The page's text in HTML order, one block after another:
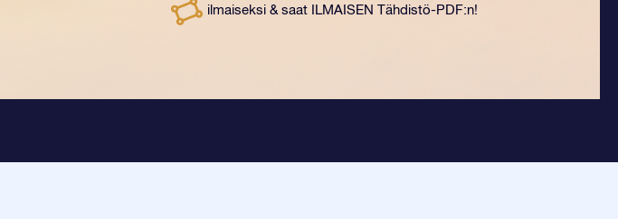
ilmaiseksi & saat ILMAISEN Tähdistö-PDF:n!